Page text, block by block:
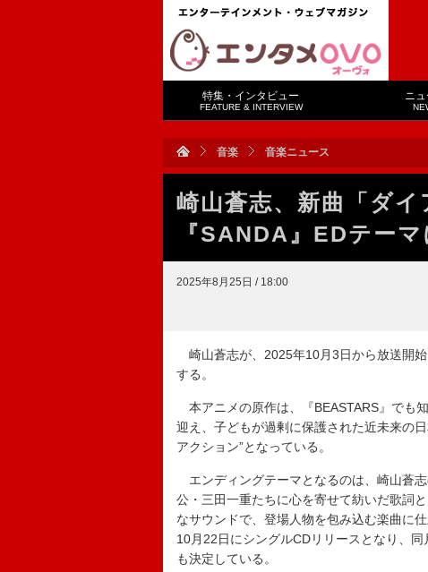
特集・インタビュー
FEATURE & INTERVIEW
ニ
音楽 音楽ニュース
崎山蒼志、新曲「ダ
『SANDA』EDテーマ
2025年8月25日 / 18:00
崎山蒼志が、2025年10月3日から放送開
する。
本アニメの原作は、『BEASTARS』でも
迎え、子どもが過剰に保護された近未来の
アクション”となっている。
エンディングテーマとなるのは、崎山蒼
公・三田一重たちに心を寄せて紡いだ歌詞
なサウンドで、登場人物を包み込む楽曲に
10月22日にシングルCDリリースとなり、
も決定している。